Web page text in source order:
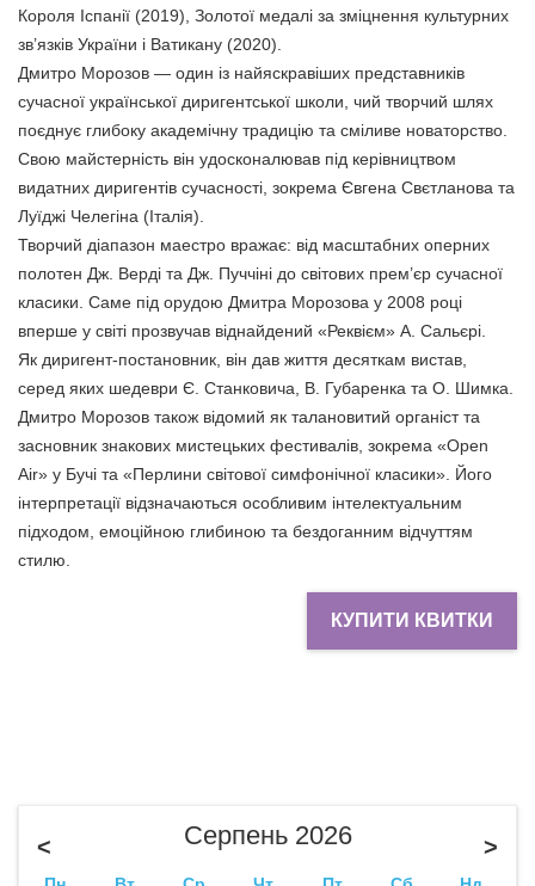
Короля Іспанії (2019), Золотої медалі за зміцнення культурних
зв’язків України і Ватикану (2020).
Дмитро Морозов — один із найяскравіших представників
сучасної української диригентської школи, чий творчий шлях
поєднує глибоку академічну традицію та сміливе новаторство.
Свою майстерність він удосконалював під керівництвом
видатних диригентів сучасності, зокрема Євгена Свєтланова та
Луїджі Челегіна (Італія).
Творчий діапазон маестро вражає: від масштабних оперних
полотен Дж. Верді та Дж. Пуччіні до світових прем’єр сучасної
класики. Саме під орудою Дмитра Морозова у 2008 році
вперше у світі прозвучав віднайдений «Реквієм» А. Сальєрі.
Як диригент-постановник, він дав життя десяткам вистав,
серед яких шедеври Є. Станковича, В. Губаренка та О. Шимка.
Дмитро Морозов також відомий як талановитий органіст та
засновник знакових мистецьких фестивалів, зокрема «Open
Air» у Бучі та «Перлини світової симфонічної класики». Його
інтерпретації відзначаються особливим інтелектуальним
підходом, емоційною глибиною та бездоганним відчуттям
стилю.
КУПИТИ КВИТКИ
Серпень 2026 >
<